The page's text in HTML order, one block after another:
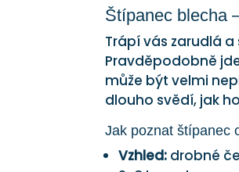
Štípanec blecha
Trápí vás zarudlá
Pravděpodobně
může být velmi
dlouho svědí, jak
Jak poznat štípanec
Vzhled: drobné